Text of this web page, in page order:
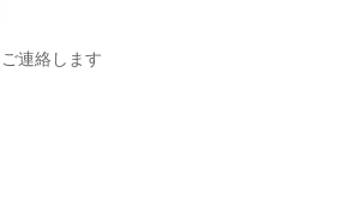
連絡します